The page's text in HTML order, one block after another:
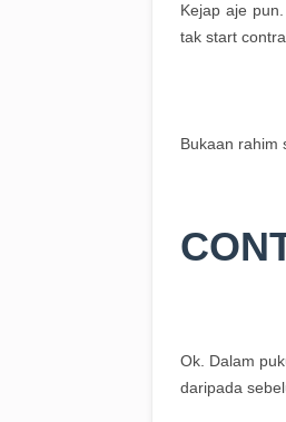
Kejap aje
tak start
Bukaan rahim
Ok. Dalam
daripada